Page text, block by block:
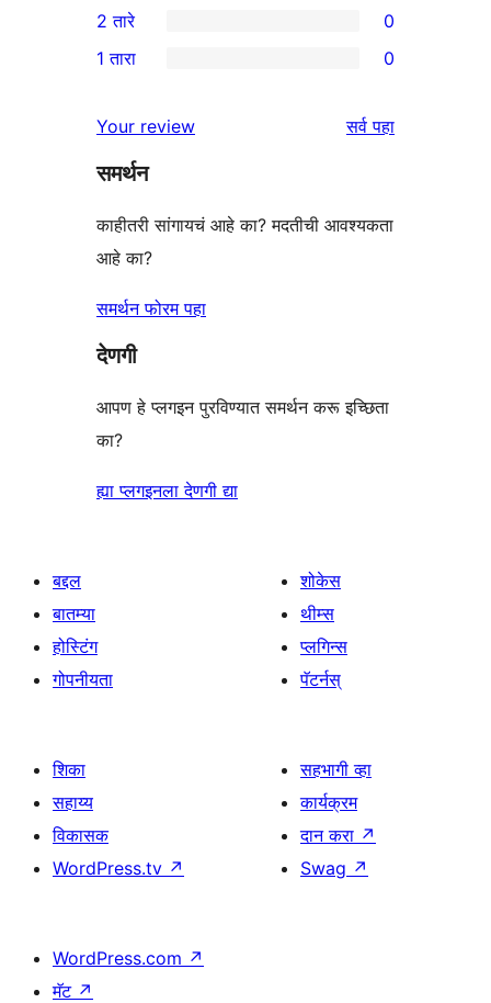
परीक्षणे
तारांकित
परीक्षणे
3-
तारांकित
2-
परीक्षणे
2 तारे 0
तारांकित
परीक्षणे
1 तारा 0
Your review सर्वपुनरावलोकने
पहा
समर्थन
काहीतरी सांगायचं आहे का? मदतीची आवश्यकता
आहे का?
समर्थन फोरम पहा
देणगी
आपण हे प्लगइन पुरविण्यात समर्थन करू इच्छिता
का?
ह्या प्लगइनला देणगी द्या
बद्दल
बातम्या
होस्टिंग
गोपनीयता
शोकेस
थीम्स
प्लगिन्स
पॅटर्नस्
शिका
सहाय्य
विकासक
WordPress.tv ↗
सहभागी व्हा
कार्यक्रम
दान करा ↗
Swag ↗
WordPress.com ↗
मॅट ↗